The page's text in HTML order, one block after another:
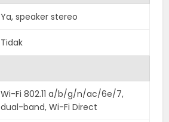
Ya, speaker stereo
Tidak
Wi-Fi 802.11 a/b/g/n/ac/6e/7,
dual-band, Wi-Fi Direct